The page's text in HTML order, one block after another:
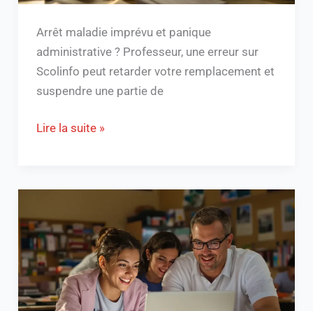
Arrêt maladie imprévu et panique
administrative ? Professeur, une erreur sur
Scolinfo peut retarder votre remplacement et
suspendre une partie de
Lire la suite »
AtriumPACA
:
votre
guide
de